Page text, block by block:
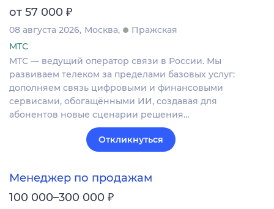
от 57 000 ₽
08 августа 2026 Москва
Пражская
МТС
МТС — ведущий оператор связи в России. Мы
развиваем телеком за пределами базовых услуг:
дополняем связь цифровыми и финансовыми
сервисами, обогащёнными ИИ, создавая для
абонентов новые сценарии решения…
Откликнуться
Менеджер по продажам
100 000–300 000 ₽